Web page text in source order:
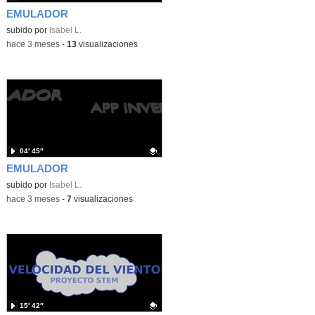
EMULADOR
Contenido educativo.
subido por Isabel L.
-hace 3 meses- 13visualizaciones
EMULADOR
Contenido educativo.
subido por Isabel L.
04′ 45″
-hace 3 meses- 7 visualizaciones
15′ 42″